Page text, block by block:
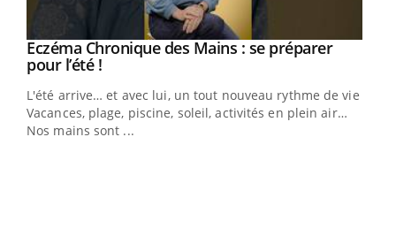
Youtube
Eczéma Chronique des Mains : se préparer
pour l’été !Youtube
L'été arrive… et avec lui, un tout nouveau rythme de vie !
Vacances, plage, piscine, soleil, activités en plein air…
Nos mains sont ...